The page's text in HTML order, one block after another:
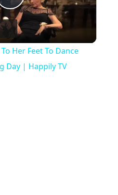
Play
Video
Her Feet To Dance
Day | Happily TV